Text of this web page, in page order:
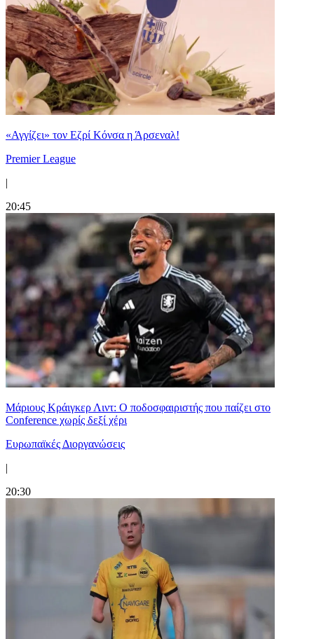
«Αγγίζει» τον Εζρί Κόνσα η Άρσεναλ!
Premier League
|
20:45
Μάριους Κράιγκερ Λιντ: Ο ποδοσφαιριστής που παίζει στο
Conference χωρίς δεξί χέρι
Ευρωπαϊκές Διοργανώσεις
|
20:30